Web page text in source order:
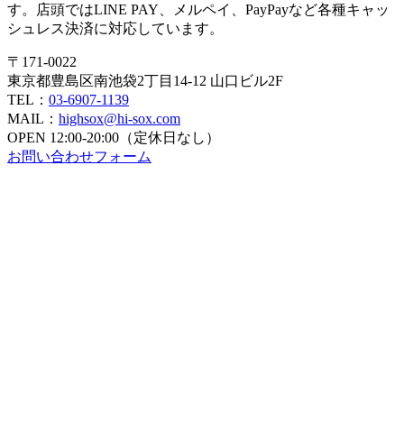
す。店頭ではLINE PAY、メルペイ、PayPayなど各種キャッ
シュレス決済に対応しています。
〒171-0022
東京都豊島区南池袋2丁目14-12 山口ビル2F
TEL： 03-6907-1139
MAIL： highsox@hi-sox.com
OPEN 12:00-20:00（定休日なし）
お問い合わせフォーム